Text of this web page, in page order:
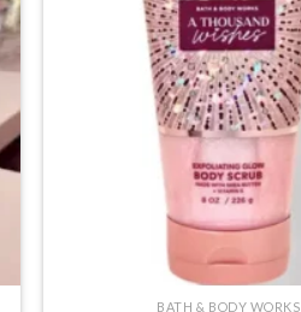
BATH & BODY WORKS